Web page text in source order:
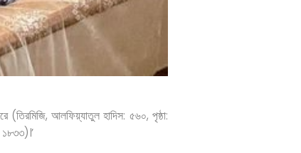
(তিরমিজি, আলফিয়্যাতুল হাদিস: ৫৬০, পৃষ্ঠা: